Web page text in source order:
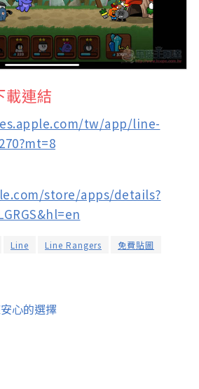
載連結
tw/app/line-
store/apps/details?
Line Line Rangers 免費貼圖
心的選擇